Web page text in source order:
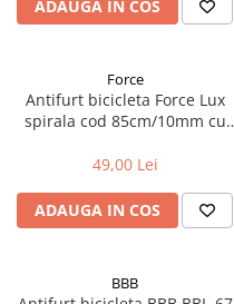
ADAUGA IN COS
Force
Antifurt bicicleta Force Lux
spirala cod 85cm/10mm cu
49,00 Lei
ADAUGA IN COS
BBB